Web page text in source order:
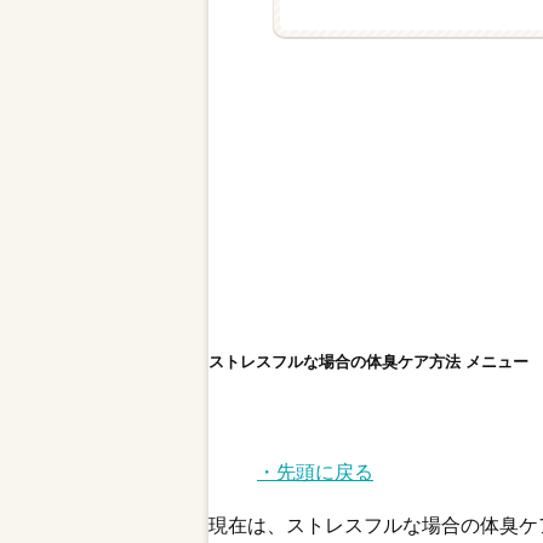
ストレスフルな場合の体臭ケア方法 メニュー
・先頭に戻る
現在は、ストレスフルな場合の体臭ケ